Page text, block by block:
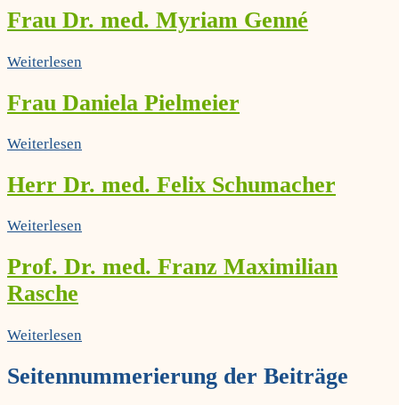
Frau Dr. med. Myriam Genné
Weiterlesen
Frau Daniela Pielmeier
Weiterlesen
Herr Dr. med. Felix Schumacher
Weiterlesen
Prof. Dr. med. Franz Maximilian
Rasche
Weiterlesen
Seitennummerierung der Beiträge